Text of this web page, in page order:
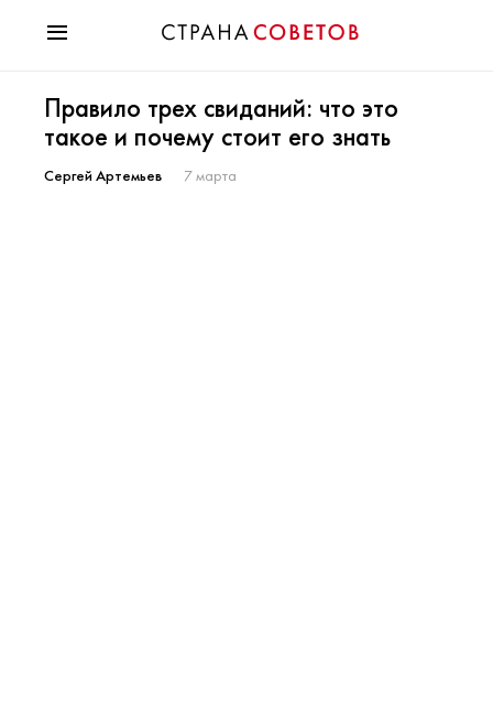
Мода
Звезды
Гороскопы
Правило трех свиданий: что это
такое и почему стоит его знать
Сергей Артемьев 7 марта